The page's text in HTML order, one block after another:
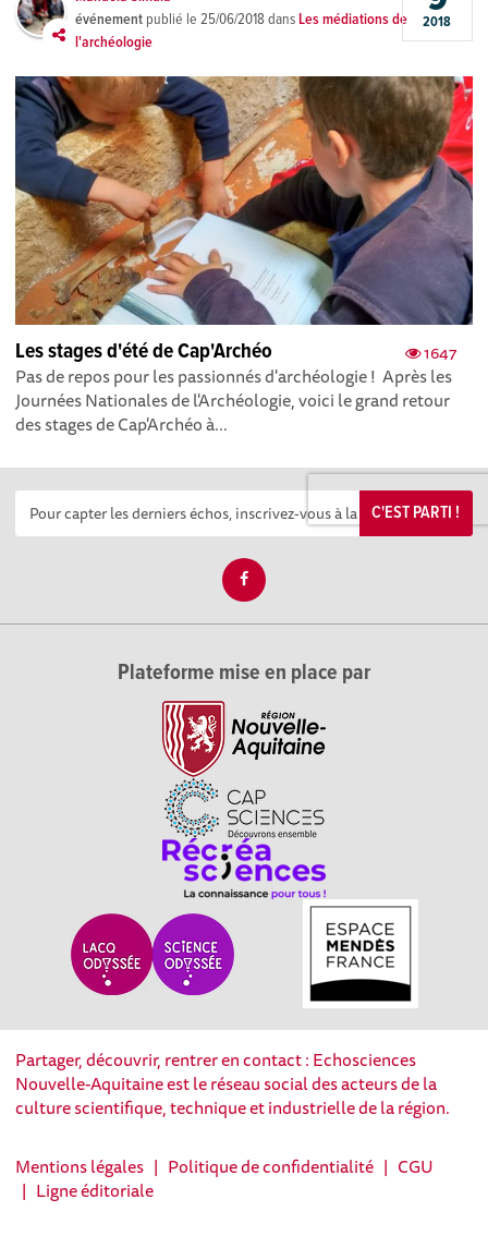
événement publié le25/06/2018 dansLes médiations de
l'archéologie
2018
1647
Les stages d'été de Cap'Archéo
Pas de repos pour les passionnés d'archéologie ! Après les
Journées Nationales de l'Archéologie, voici le grand retour
des stages de Cap'Archéo à...
C'EST PARTI !
Plateforme mise en place par
Partager, découvrir, rentrer en contact : Echosciences
Nouvelle-Aquitaine est le réseau social des acteurs de la
culture scientifique, technique et industrielle de la région.
Mentions légales | Politique de confidentialité | CGU
| Ligne éditoriale